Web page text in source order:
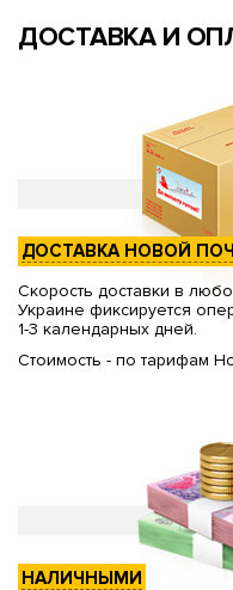
ДОСТАВКА И
ДОСТАВКА НОВОЙ
Скорость доставки в
Украине фиксируется
1-3 календарных дней.
Стоимость - по тарифам
НАЛИЧНЫМИ